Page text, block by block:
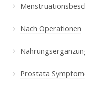
Nach Operationen
Prostata